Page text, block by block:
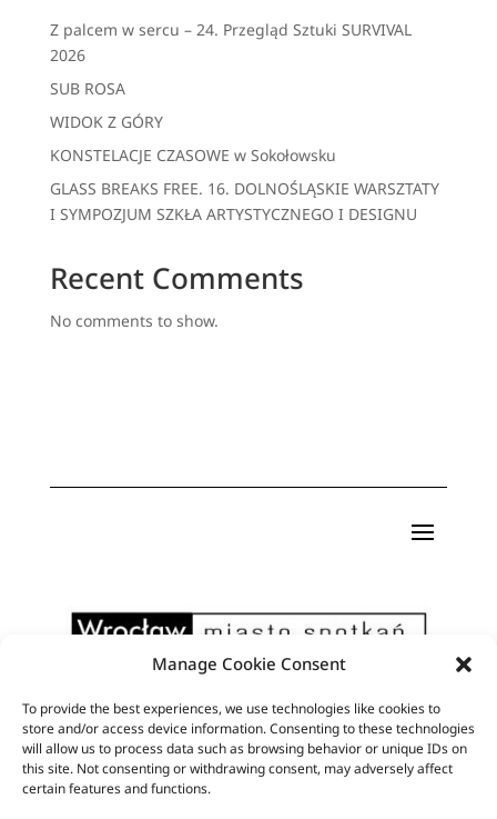
Manage Cookie Consent
To provide the best experiences, we use technologies like cookies to
store and/or access device information. Consenting to these technologies
will allow us to process data such as browsing behavior or unique IDs on
this site. Not consenting or withdrawing consent, may adversely affect
certain features and functions.
Z palcem w sercu – 24. Przegląd Sztuki SURVIVAL
2026
SUB ROSA
WIDOK Z GÓRY
KONSTELACJE CZASOWE w Sokołowsku
GLASS BREAKS FREE. 16. DOLNOŚLĄSKIE WARSZTATY
I SYMPOZJUM SZKŁA ARTYSTYCZNEGO I DESIGNU
Recent Comments
No comments to show.
Pismo artystyczne Format powstaje dzięki
wsparciu finansowemu Miasta Wrocław